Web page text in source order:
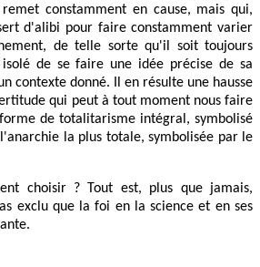
constamment en cause, mais qui,
d'alibi pour faire constamment varier
de telle sorte qu'il soit toujours
de se faire une idée précise de sa
contexte donné. Il en résulte une hausse
qui peut à tout moment nous faire
de totalitarisme intégral, symbolisé
la plus totale, symbolisée par le
choisir ? Tout est, plus que jamais,
exclu que la foi en la science et en ses